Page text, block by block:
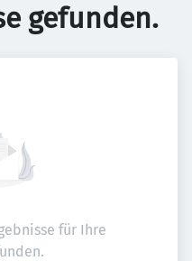
gefunden.
für Ihre